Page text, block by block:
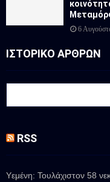
6
ΙΣΤΟΡΙΚΟ ΑΡΘΡΩΝ
RSS
Υεμένη: Τουλάχιστον 58